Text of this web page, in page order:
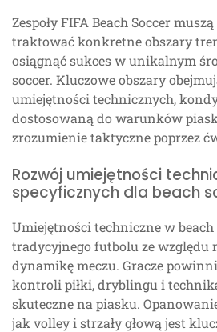
Zespoły FIFA Beach Soccer
traktować konkretne obszary
osiągnąć sukces w unikalnym
soccer. Kluczowe obszary
umiejętności technicznych,
dostosowaną do warunków
zrozumienie taktyczne poprzez
Rozwój umiejętności
specyficznych dla beach
Umiejętności techniczne w
tradycyjnego futbolu ze względu
dynamikę meczu. Gracze
kontroli piłki, dryblingu i
skuteczne na piasku.
jak volley i strzały głową jest